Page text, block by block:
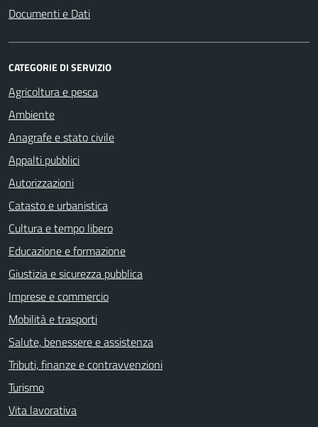
Documenti e Dati
CATEGORIE DI SERVIZIO
Agricoltura e pesca
Ambiente
Anagrafe e stato civile
Appalti pubblici
Autorizzazioni
Catasto e urbanistica
Cultura e tempo libero
Educazione e formazione
Giustizia e sicurezza pubblica
Imprese e commercio
Mobilità e trasporti
Salute, benessere e assistenza
Tributi, finanze e contravvenzioni
Turismo
Vita lavorativa